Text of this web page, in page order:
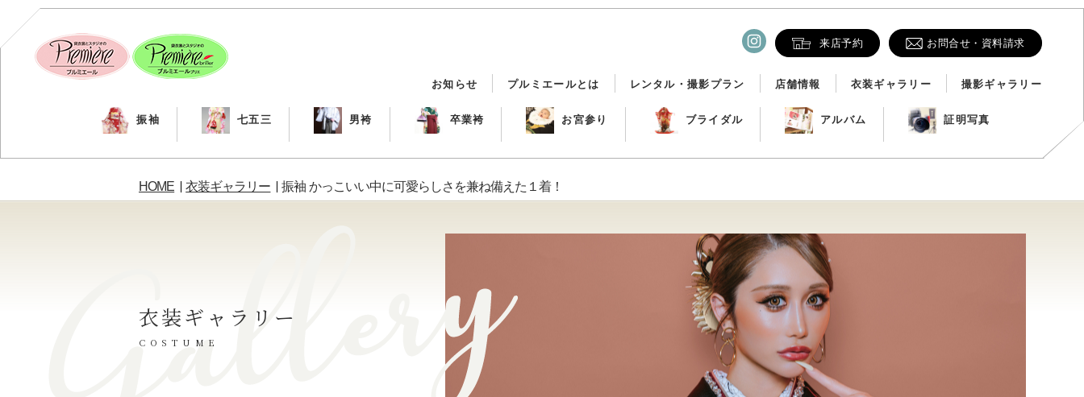
来店予約 お問合せ・資料請求
お知らせ プルミエールとは レンタル・撮影プラン 店舗情報 衣装ギャラリー 撮影ギャラリー
振袖 七五三 男袴 卒業袴 お宮参り ブライダル アルバム 証明写真
HOME 衣装ギャラリー 振袖 かっこいい中に可愛らしさを兼ね備えた１着！
衣装ギャラリー
COSTUME